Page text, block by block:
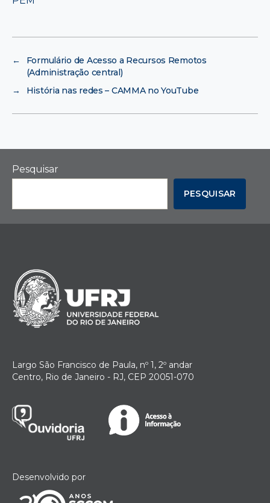
←
Formulário de Acesso a Recursos Remotos
(Administração central)
→
História nas redes – CAMMA no YouTube
Pesquisar
PESQUISAR
Largo São Francisco de Paula, nº 1, 2º andar
Centro, Rio de Janeiro - RJ, CEP 20051-070
Desenvolvido por